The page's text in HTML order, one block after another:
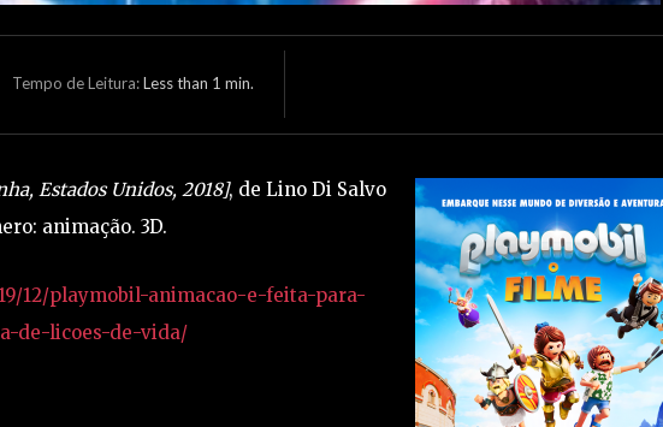
Tempo de Leitura:Less than 1 min.
Estados Unidos, 2018], de Lino Di Salvo
animação. 3D.
12/playmobil-animacao-e-feita-para-
de-licoes-de-vida/